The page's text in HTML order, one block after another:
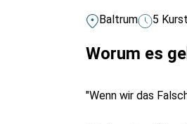
Baltrum 5
Worum es
"Wenn wir das